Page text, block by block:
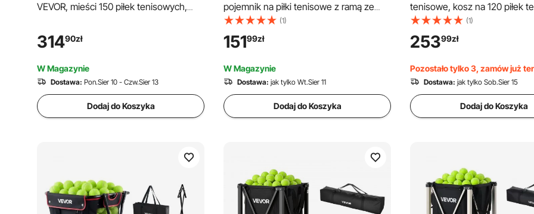
VEVOR, mieści 150 piłek tenisowych,
tenisowe z kółkami, zdejmowana torba,
futerał, przenośny wózek do nauki gry w
tenisa
31490zł
W Magazynie
Dostawa: Pon.Sier 10 - Czw.Sier 13
Dodaj do Koszyka
pojemnik na piłki tenisowe z ramą ze
stali węglowej i plastikowym koszem,
kosz na 80 piłek tenisowych, przenośny
wózek na piłki tenisowe do klubu
treningowego, czarny
(1)
15199zł
W Magazynie
Dostawa: jak tylko Wt.Sier 11
Dodaj do Koszyka
tenisowe, kosz na 120 piłek
składany wózek na piłki z
ramą i torbą transportową,
na piłki z kółkami do
piłek treningowych, czarny
(1)
25399zł
Pozostało tylko 3, zamów już
Dostawa: jak tylko Sob.Sier 15
Dodaj do Koszyka